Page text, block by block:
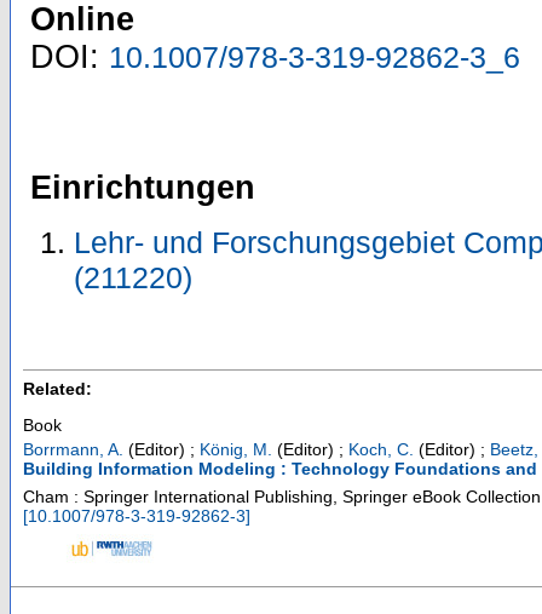
Online
DOI: 10.1007/978-3-319-92862-3_6
Einrichtungen
Lehr- und Forschungsgebiet
(211220)
Related:
Book
Borrmann, A. (Editor) ; König, M. (Editor) ; Koch, C. (Editor) ; Beetz,
Building Information Modeling : Technology Foundations and
Cham : Springer International Publishing, Springer eBook
[10.1007/978-3-319-92862-3]